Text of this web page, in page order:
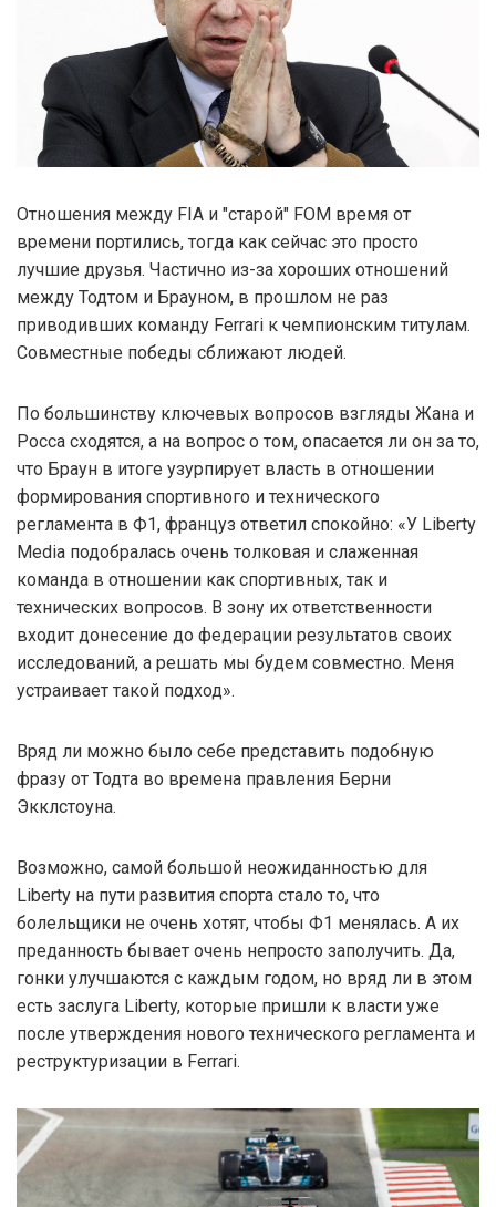
Отношения между FIA и "старой" FOM время от
времени портились, тогда как сейчас это просто
лучшие друзья. Частично из-за хороших отношений
между Тодтом и Брауном, в прошлом не раз
приводивших команду Ferrari к чемпионским титулам.
Совместные победы сближают людей.
По большинству ключевых вопросов взгляды Жана и
Росса сходятся, а на вопрос о том, опасается ли он за то,
что Браун в итоге узурпирует власть в отношении
формирования спортивного и технического
регламента в Ф1, француз ответил спокойно: «У Liberty
Media подобралась очень толковая и слаженная
команда в отношении как спортивных, так и
технических вопросов. В зону их ответственности
входит донесение до федерации результатов своих
исследований, а решать мы будем совместно. Меня
устраивает такой подход».
Вряд ли можно было себе представить подобную
фразу от Тодта во времена правления Берни
Экклстоуна.
Возможно, самой большой неожиданностью для
Liberty на пути развития спорта стало то, что
болельщики не очень хотят, чтобы Ф1 менялась. А их
преданность бывает очень непросто заполучить. Да,
гонки улучшаются с каждым годом, но вряд ли в этом
есть заслуга Liberty, которые пришли к власти уже
после утверждения нового технического регламента и
реструктуризации в Ferrari.